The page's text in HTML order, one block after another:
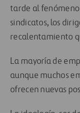
tarde al fenómeno
sindicatos, los
recalentamiento
La mayoría de
aunque muchos
ofrecen nuevas